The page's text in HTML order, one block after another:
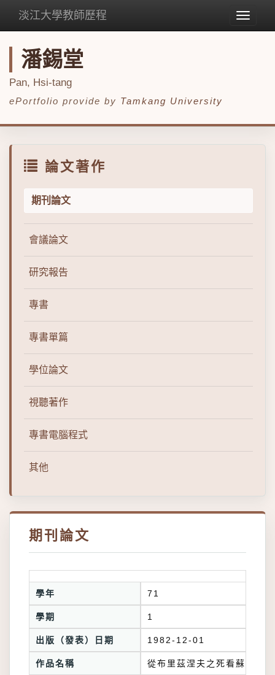
Toggle
淡江大學教師歷程
潘錫堂
Pan, Hsi-tang
ePortfolio provide by Tamkang University
論文著作
期刊論文
會議論文
研究報告
專書
專書單篇
學位論文
視聽著作
專書電腦程式
其他
期刊論文
學年 71
學期 1
出版（發表）日期 1982-12-01
作品名稱 從布里茲涅夫之死看蘇聯今